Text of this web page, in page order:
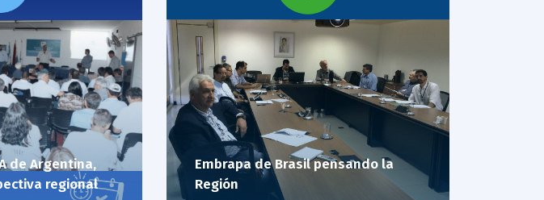
de Argentina,
regional
Embrapa de Brasil pensando la
Región